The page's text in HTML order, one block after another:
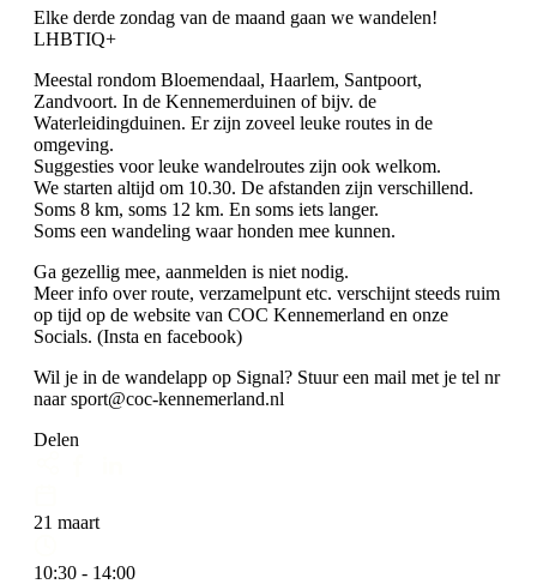
Elke derde zondag van de maand gaan we wandelen!
LHBTIQ+
Meestal rondom Bloemendaal, Haarlem, Santpoort,
Zandvoort. In de Kennemerduinen of bijv. de
Waterleidingduinen. Er zijn zoveel leuke routes in de
omgeving.
Suggesties voor leuke wandelroutes zijn ook welkom.
We starten altijd om 10.30. De afstanden zijn verschillend.
Soms 8 km, soms 12 km. En soms iets langer.
Soms een wandeling waar honden mee kunnen.
Ga gezellig mee, aanmelden is niet nodig.
Meer info over route, verzamelpunt etc. verschijnt steeds ruim
op tijd op de website van COC Kennemerland en onze
Socials. (Insta en facebook)
Wil je in de wandelapp op Signal? Stuur een mail met je tel nr
naar sport@coc-kennemerland.nl
Delen
21 maart
10:30 - 14:00